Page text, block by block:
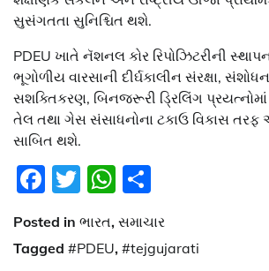
સુસંગતતા સુનિશ્ચિત થશે.
PDEU ખાતે નૅશનલ કોર રિપોઝિટરીની
ભૂગોળીય વારસાની દીર્ઘકાલીન સંરક્ષા,
સશક્તિકરણ, બિનજરૂરી ડ્રિલિંગ
તેલ તથા ગેસ સંસાધનોના ટકાઉ વિકાસ
સાબિત થશે.
Facebook
TwitterWhatsApp
Posted in ભારત, સમાચાર
Tagged #PDEU, #tejgujarati